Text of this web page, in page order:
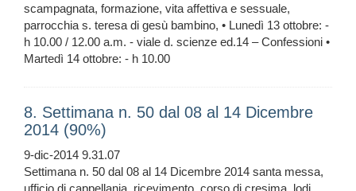
scampagnata, formazione, vita affettiva e sessuale,
parrocchia s. teresa di gesù bambino, • Lunedì 13 ottobre: -
h 10.00 / 12.00 a.m. - viale d. scienze ed.14 – Confessioni •
Martedì 14 ottobre: - h 10.00
8. Settimana n. 50 dal 08 al 14 Dicembre
2014 (90%)
9-dic-2014 9.31.07
Settimana n. 50 dal 08 al 14 Dicembre 2014 santa messa,